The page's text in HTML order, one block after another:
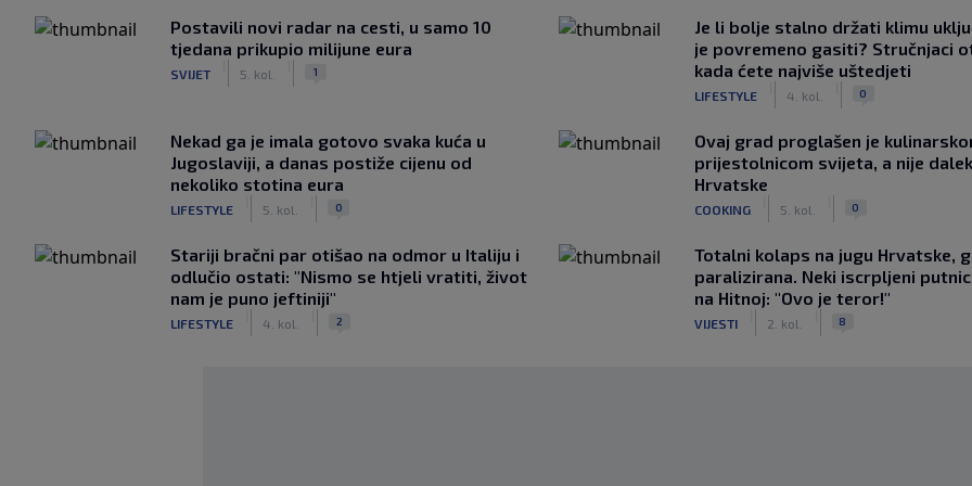
Postavili novi radar na cesti, u samo 10
tjedana prikupio milijune eura
SVIJET 5. kol. 1
Je li bolje stalno držati klimu
je povremeno gasiti? Stručnjaci
kada ćete najviše uštedjeti
LIFESTYLE 4. kol. 0
Nekad ga je imala gotovo svaka kuća u
Jugoslaviji, a danas postiže cijenu od
nekoliko stotina eura
LIFESTYLE 5. kol. 0
Ovaj grad proglašen je
prijestolnicom svijeta, a nije
Hrvatske
COOKING 5. kol. 0
Stariji bračni par otišao na odmor u Italiju i
odlučio ostati: "Nismo se htjeli vratiti, život
nam je puno jeftiniji"
LIFESTYLE 4. kol. 2
Totalni kolaps na jugu Hrvatske,
paralizirana. Neki iscrpljeni
na Hitnoj: "Ovo je teror!"
VIJESTI 2. kol. 8